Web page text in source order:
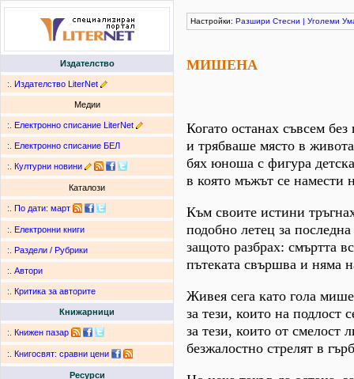
Издателство
:. Издателство LiterNet
Медии
:. Електронно списание LiterNet
:. Електронно списание БЕЛ
:. Културни новини
Каталози
:. По дати: март
:. Електронни книги
:. Раздели / Рубрики
:. Автори
:. Критика за авторите
Книжарници
:. Книжен пазар
:. Книгосвят: сравни цени
Ресурси
Настройки: Разшири Стесни | Уголеми
МИШЕНА
Когато останах съвсем без
и трябваше място в
бях юноша с фигура
в която мъжът се намести
Към своите истини
подобно летец за последна
защото разбрах: смъртта
пътеката свършва и няма
Живея сега като гола
за тези, които на подлост
за тези, които от смелост
безжалостно стрелят в